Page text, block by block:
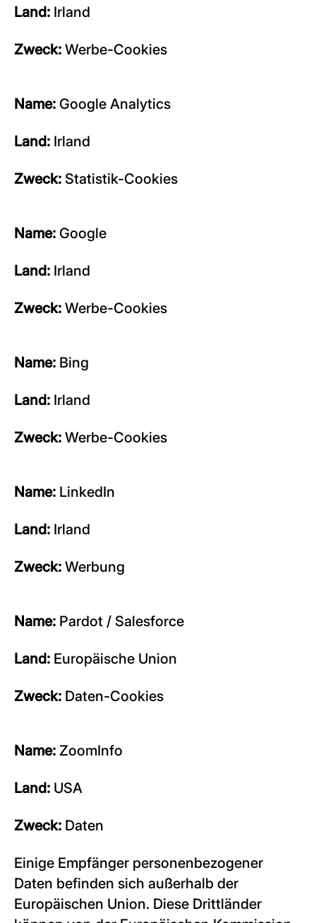
Land: Irland
Zweck: Werbe-Cookies
Name: Google Analytics
Land: Irland
Zweck: Statistik-Cookies
Name: Google
Land: Irland
Zweck: Werbe-Cookies
Name: Bing
Land: Irland
Zweck: Werbe-Cookies
Name: LinkedIn
Land: Irland
Zweck: Werbung
Name: Pardot / Salesforce
Land: Europäische Union
Zweck: Daten-Cookies
Name: ZoomInfo
Land: USA
Zweck: Daten
Einige Empfänger personenbezogener
Daten befinden sich außerhalb der
Europäischen Union. Diese Drittländer